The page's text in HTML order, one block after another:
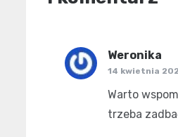
Weronika
14 kwietnia
Warto
trzeba